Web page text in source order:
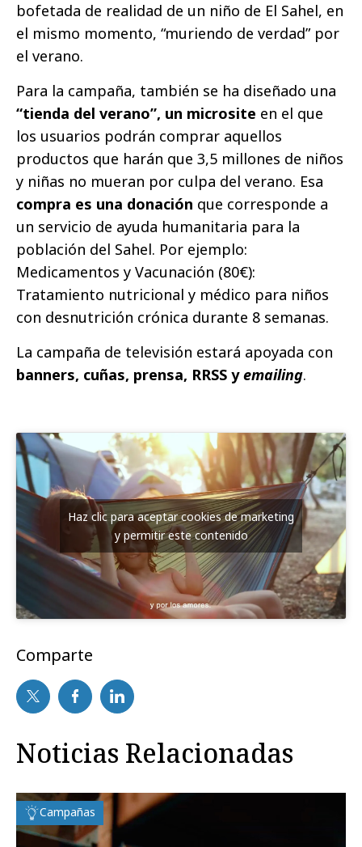
bofetada de realidad de un niño de El Sahel, en
el mismo momento, “muriendo de verdad” por
el verano.
Para la campaña, también se ha diseñado una
“tienda del verano”, un microsite en el que
los usuarios podrán comprar aquellos
productos que harán que 3,5 millones de niños
y niñas no mueran por culpa del verano. Esa
compra es una donación que corresponde a
un servicio de ayuda humanitaria para la
población del Sahel. Por ejemplo:
Medicamentos y Vacunación (80€):
Tratamiento nutricional y médico para niños
con desnutrición crónica durante 8 semanas.
La campaña de televisión estará apoyada con
banners, cuñas, prensa, RRSS yemailing.
Haz clic para aceptar cookies de marketing
y permitir este contenido
Comparte
Noticias Relacionadas
Campañas